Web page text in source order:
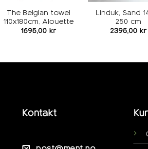
The Belgian towel
110x180cm, Alouette
1695,00 kr
Linduk, Sand
250 cm
2395,00 kr
Kontakt